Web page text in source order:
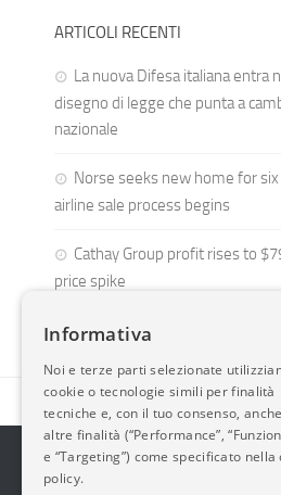
ARTICOLI RECENTI
La nuova Difesa italiana entra
disegno di legge che punta a
nazionale
Norse seeks new home for
airline sale process begins
Cathay Group profit rises to
price spike
2014-2026 AvioBlog -
Informativa
Noi e terze parti selezionate
cookie o tecnologie simili per finalità
tecniche e, con il tuo consenso,
altre finalità (“Performance”,
e “Targeting”) come specificato nella
policy.